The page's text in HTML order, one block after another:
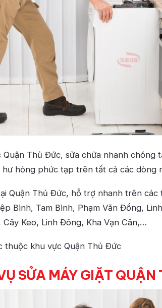
Quận Thủ Đức, sửa chữa nhanh chóng
hỏng phức tạp trên tất cả các dòng
Quận Thủ Đức, hỗ trợ nhanh trên các
Bình, Tam Bình, Phạm Văn Đồng,
Cây Keo, Linh Đông, Kha Vạn Cân,…
thuộc khu vực Quận Thủ Đức
SỬA MÁY GIẶT QUẬN